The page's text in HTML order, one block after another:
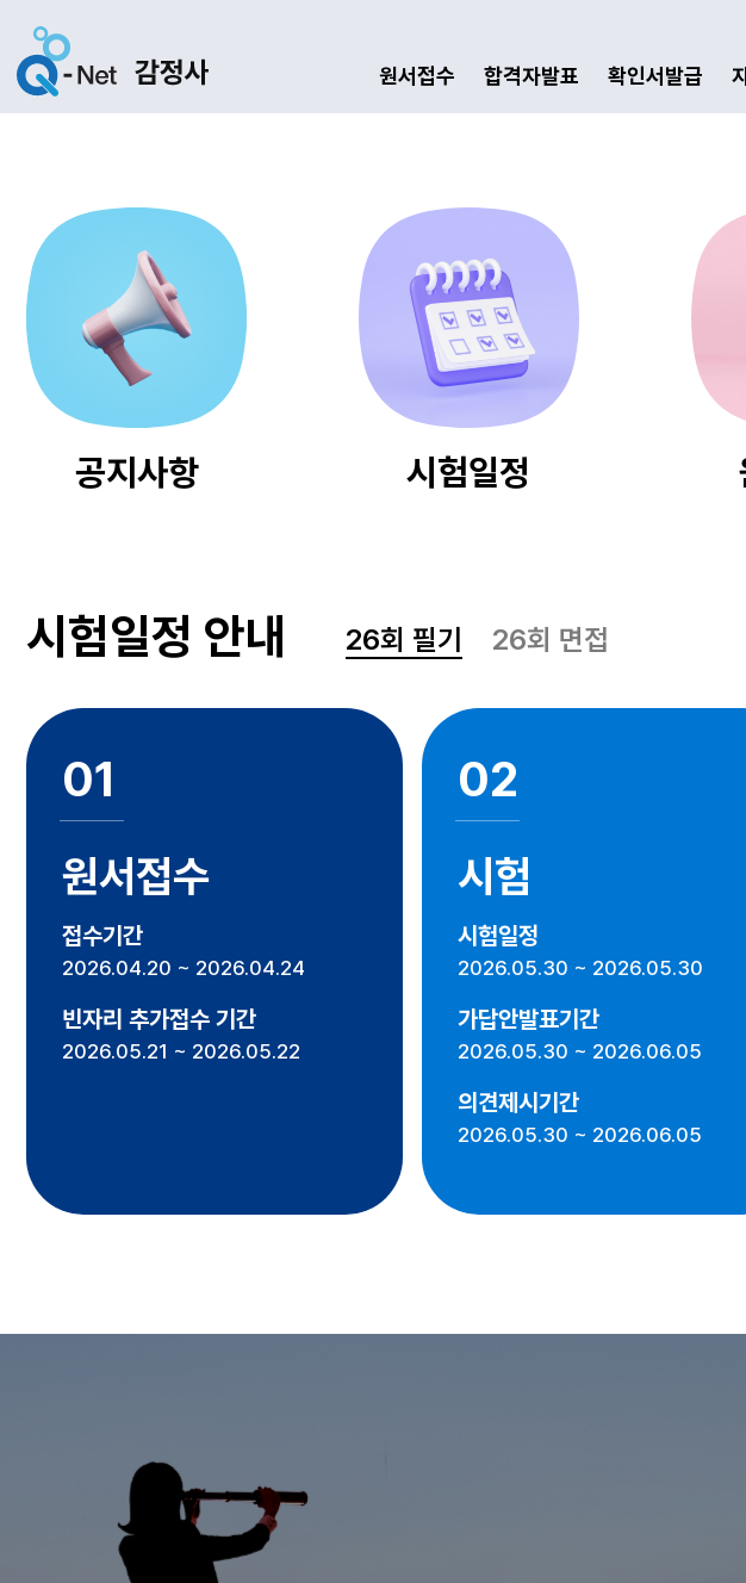
원서접수 합격자발표 확인서발급
공지사항 시험일정
시험일정 안내 26회 필기 26회 면접
01
원서접수
접수기간
2026.04.20 ~ 2026.04.24
빈자리 추가접수 기간
2026.05.21 ~ 2026.05.22
02
시험
시험일정
2026.05.30 ~ 2026.05.30
가답안발표기간
2026.05.30 ~ 2026.06.05
의견제시기간
2026.05.30 ~ 2026.06.05